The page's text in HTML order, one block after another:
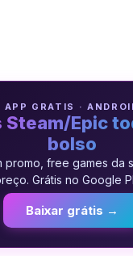
APP GRATIS ·
Epic
bolso
free games da
Grátis no Google
Baixar grátis →